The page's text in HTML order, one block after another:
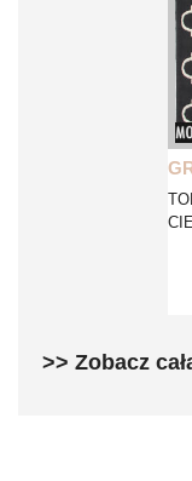
>> Zobacz